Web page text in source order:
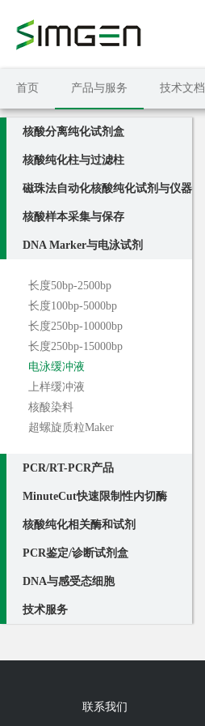
首页 产品与服务 技术文档
核酸分离纯化试剂盒
核酸纯化柱与过滤柱
磁珠法自动化核酸纯化试剂与仪器
核酸样本采集与保存
DNA Marker与电泳试剂
长度50bp-2500bp
长度100bp-5000bp
长度250bp-10000bp
长度250bp-15000bp
电泳缓冲液
上样缓冲液
核酸染料
超螺旋质粒Maker
PCR/RT-PCR产品
MinuteCut快速限制性内切酶
核酸纯化相关酶和试剂
PCR鉴定/诊断试剂盒
DNA与感受态细胞
技术服务
联系我们